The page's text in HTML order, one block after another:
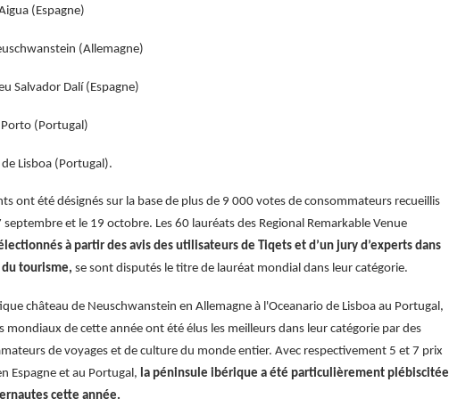
(Espagne)
(Allemagne)
Salvador Dalí (Espagne)
Porto (Portugal)
Lisboa (Portugal).
ont été désignés sur la base de plus de 9 000 votes de consommateurs recueillis
septembre et le 19 octobre. Les 60 lauréats des Regional Remarkable Venue
à partir des avis des utilisateurs de Tiqets et d’un jury d’experts dans
tourisme, se sont disputés le titre de lauréat mondial dans leur catégorie.
château de Neuschwanstein en Allemagne à l'Oceanario de Lisboa au Portugal,
mondiaux de cette année ont été élus les meilleurs dans leur catégorie par des
de voyages et de culture du monde entier. Avec respectivement 5 et 7 prix
Espagne et au Portugal, la péninsule ibérique a été particulièrement plébiscitée
cette année.